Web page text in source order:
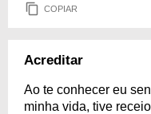
COPIAR
Acreditar
Ao te conhecer eu
minha vida, tive